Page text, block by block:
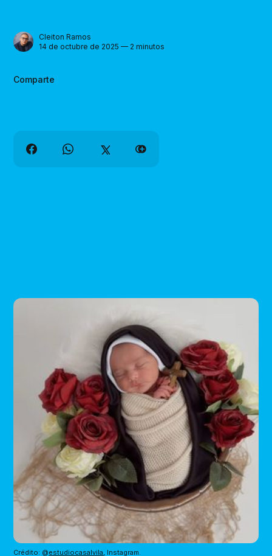
Cleiton Ramos
14 de octubre de 2025 — 2 minutos
Comparte
Crédito: @estudiocasalvila, Instagram.